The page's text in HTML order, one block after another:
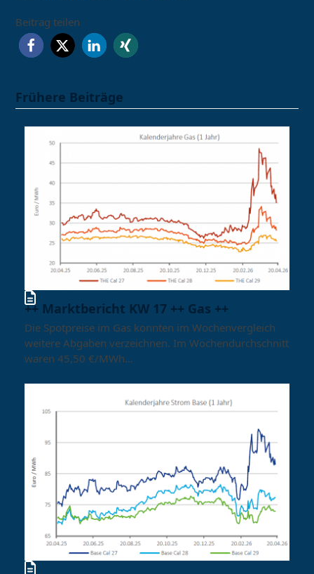
Beitrag teilen
Frühere Beiträge
++ Marktbericht KW 17 ++ Gas ++
Die Spotpreise im Gas konnten im Wochenvergleich
weitere Abgaben verzeichnen. Im Wochendurchschnitt
waren 45,50 €/MWh…